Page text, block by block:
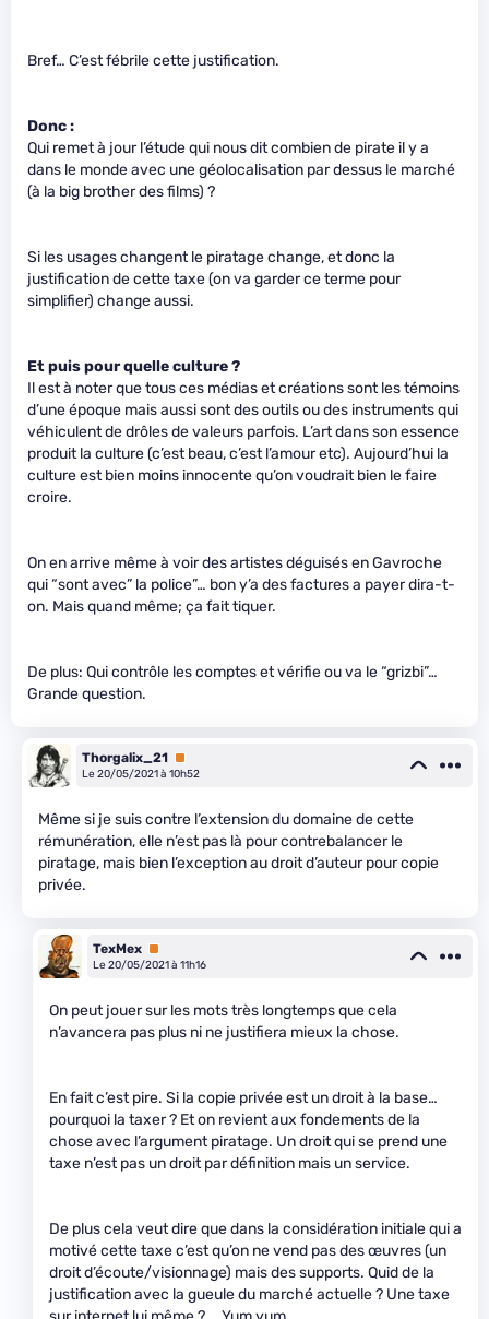
Bref… C’est fébrile cette justification.
Donc :
Qui remet à jour l’étude qui nous dit combien de pirate il y a
dans le monde avec une géolocalisation par dessus le marché
(à la big brother des films) ?
Si les usages changent le piratage change, et donc la
justification de cette taxe (on va garder ce terme pour
simplifier) change aussi.
Et puis pour quelle culture ?
Il est à noter que tous ces médias et créations sont les témoins
d’une époque mais aussi sont des outils ou des instruments qui
véhiculent de drôles de valeurs parfois. L’art dans son essence
produit la culture (c’est beau, c’est l’amour etc). Aujourd’hui la
culture est bien moins innocente qu’on voudrait bien le faire
croire.
On en arrive même à voir des artistes déguisés en Gavroche
qui “sont avec” la police”… bon y’a des factures a payer dira-t-
on. Mais quand même; ça fait tiquer.
De plus: Qui contrôle les comptes et vérifie ou va le “grizbi”…
Grande question.
Thorgalix_21 Premium
Le 20/05/2021 à 10h52
Même si je suis contre l’extension du domaine de cette
rémunération, elle n’est pas là pour contrebalancer le
piratage, mais bien l’exception au droit d’auteur pour copie
privée.
TexMex Premium
Le 20/05/2021 à 11h16
On peut jouer sur les mots très longtemps que cela
n’avancera pas plus ni ne justifiera mieux la chose.
En fait c’est pire. Si la copie privée est un droit à la base…
pourquoi la taxer ? Et on revient aux fondements de la
chose avec l’argument piratage. Un droit qui se prend une
taxe n’est pas un droit par définition mais un service.
De plus cela veut dire que dans la considération initiale qui a
motivé cette taxe c’est qu’on ne vend pas des œuvres (un
droit d’écoute/visionnage) mais des supports. Quid de la
justification avec la gueule du marché actuelle ? Une taxe